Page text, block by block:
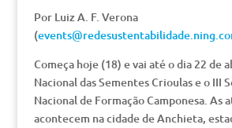
Por Luiz A. F. Verona
(
Começa hoje (18) e vai até o dia 22 de
Nacional das Sementes Crioulas e o III
Nacional de Formação Camponesa. As
acontecem na cidade de Anchieta,